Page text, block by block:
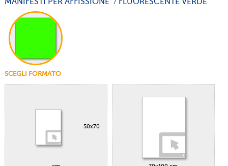
SCEGLI FORMATO
50x70